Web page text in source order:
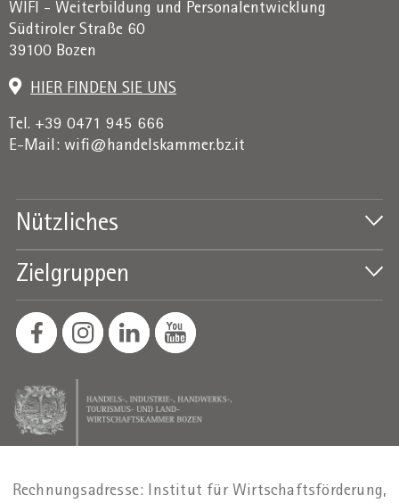
WIFI - Weiterbildung und Personalentwicklung
Südtiroler Straße 60
39100 Bozen
HIER FINDEN SIE UNS
Tel. +39 0471 945 666
E-Mail: wifi@handelskammer.bz.it
Nützliches
Zielgruppen
Rechnungsadresse: Institut für Wirtschaftsförderung,